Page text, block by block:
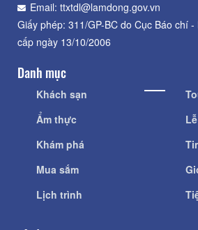
Email: ttxtdl@lamdong.gov.vn
Giấy phép: 311/GP-BC do Cục Báo chí
cấp ngày 13/10/2006
Danh mục
Khách sạn
Ẩm thực
Khám phá
Mua sắm
Lịch trình